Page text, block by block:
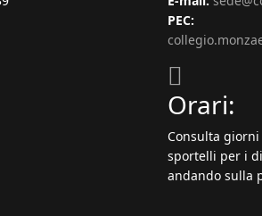
PEC:
Orari:
Consulta
sportelli per i
andando sulla